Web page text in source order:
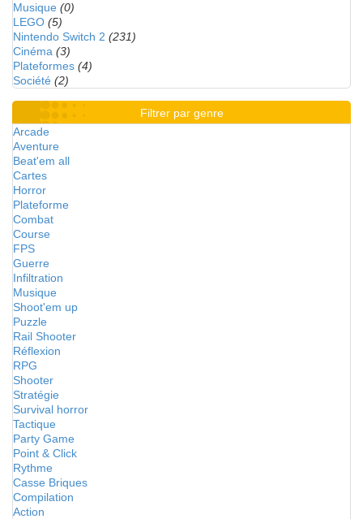
Musique (0)
LEGO (5)
Nintendo Switch 2 (231)
Cinéma (3)
Plateformes (4)
Société (2)
Filtrer par genre
Arcade
Aventure
Beat'em all
Cartes
Horror
Plateforme
Combat
Course
FPS
Guerre
Infiltration
Musique
Shoot'em up
Puzzle
Rail Shooter
Réflexion
RPG
Shooter
Stratégie
Survival horror
Tactique
Party Game
Point & Click
Rythme
Casse Briques
Compilation
Action